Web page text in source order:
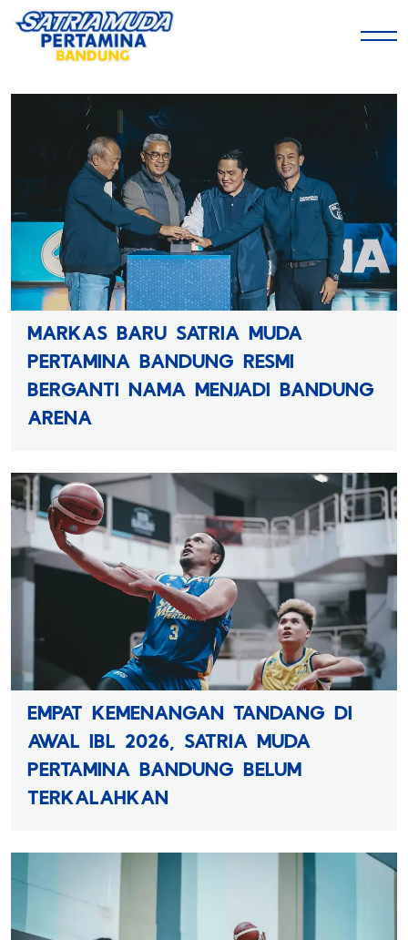
MARKAS BARU SATRIA MUDA
PERTAMINA BANDUNG RESMI
BERGANTI NAMA MENJADI BANDUNG
ARENA
EMPAT KEMENANGAN TANDANG DI
AWAL IBL 2026, SATRIA MUDA
PERTAMINA BANDUNG BELUM
TERKALAHKAN